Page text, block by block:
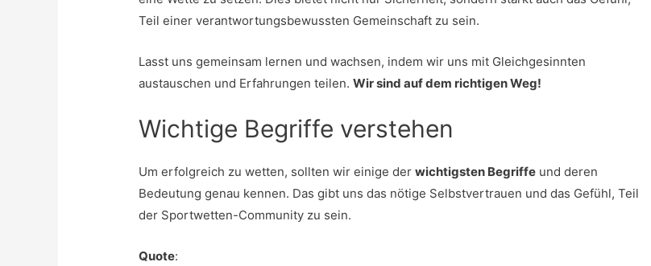
Teil einer verantwortungsbewussten Gemeinschaft zu sein.
Lasst uns gemeinsam lernen und wachsen, indem wir uns mit Gleichgesinnten
austauschen und Erfahrungen teilen.Wir sind auf dem richtigen Weg!
Wichtige Begriffe verstehen
Um erfolgreich zu wetten, sollten wir einige derwichtigsten Begriffe und deren
Bedeutung genau kennen. Das gibt uns das nötige Selbstvertrauen und das Gefühl, Teil
der Sportwetten-Community zu sein.
Quote: